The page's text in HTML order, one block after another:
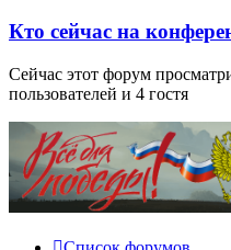
Кто сейчас на
Сейчас этот форум
пользователей и 4 гостя